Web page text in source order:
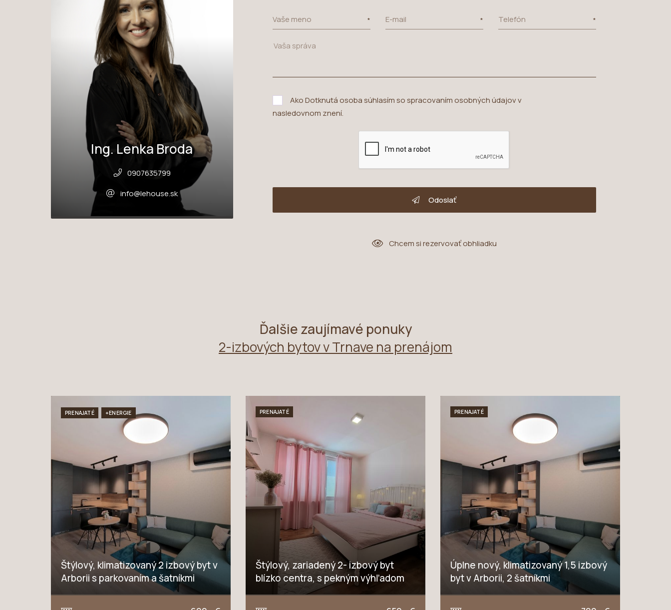
Ing. Lenka Broda
0907635799
info@lehouse.sk
Vaše meno E-mail Telefón
Ako Dotknutá osoba súhlasím so spracovaním osobných údajov v
nasledovnom znení.
Odoslať
Chcem si rezervovať obhliadku
Ďalšie zaujímavé ponuky
2-izbových bytov v Trnave na prenájom
PRENAJATÉ +ENERGIE
Štýlový, klimatizovaný 2 izbový byt v
Arborii s parkovaním a šatníkmi
PRENAJATÉ
Štýlový, zariadený 2- izbový byt
blízko centra, s pekným výhľadom
PRENAJATÉ
Úplne nový, klimatizovaný 1,5 izbový
byt v Arborii, 2 šatníkmi